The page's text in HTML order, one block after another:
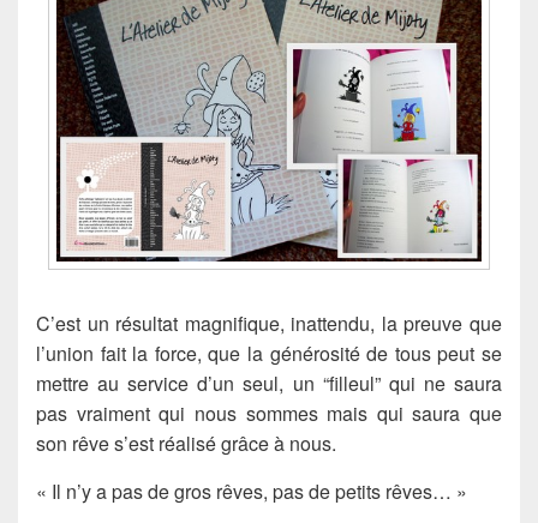
C’est un résultat magnifique, inattendu, la preuve que
l’union fait la force, que la générosité de tous peut se
mettre au service d’un seul, un “filleul” qui ne saura
pas vraiment qui nous sommes mais qui saura que
son rêve s’est réalisé grâce à nous.
« Il n’y a pas de gros rêves, pas de petits rêves… »